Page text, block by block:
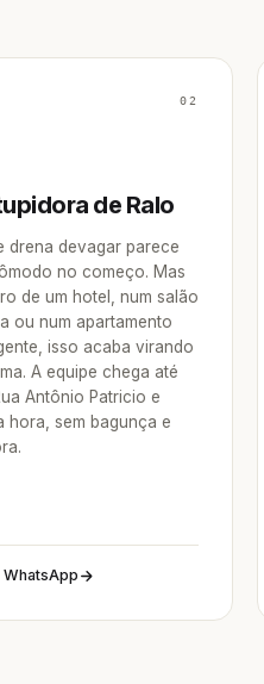
02
de Ralo
drena devagar parece
no começo. Mas
de um hotel, num salão
ou num apartamento
isso acaba virando
A equipe chega até
Antônio Patricio e
hora, sem bagunça e
WhatsApp